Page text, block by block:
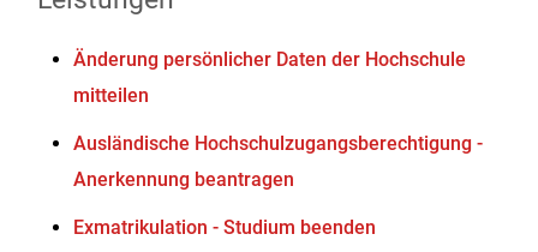
Änderung persönlicher Daten der Hochschule
mitteilen
Ausländische Hochschulzugangsberechtigung -
Anerkennung beantragen
Exmatrikulation - Studium beenden